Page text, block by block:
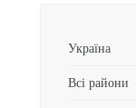
Україна
Всі райони